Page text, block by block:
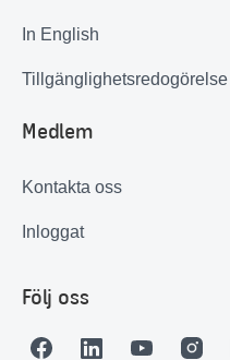
In English
Tillgänglighetsredogörelse
Medlem
Kontakta oss
Inloggat
Följ oss